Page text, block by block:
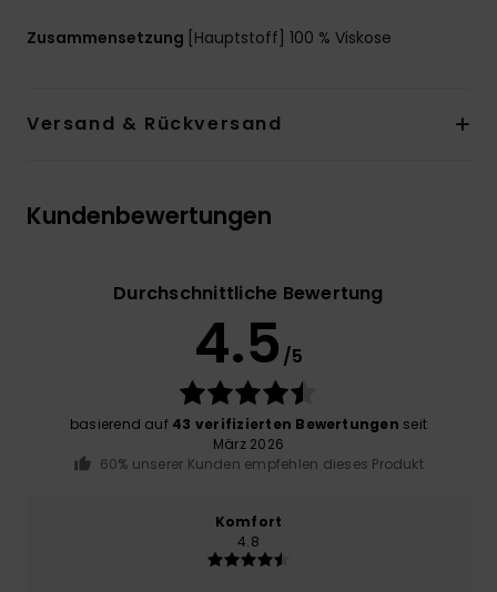
Zusammensetzung [Hauptstoff] 100 % Viskose
Versand & Rückversand
Kundenbewertungen
Durchschnittliche Bewertung
4.5 /5
basierend auf 43 verifizierten Bewertungen seit
März 2026
60% unserer Kunden empfehlen dieses Produkt
Komfort
4.8